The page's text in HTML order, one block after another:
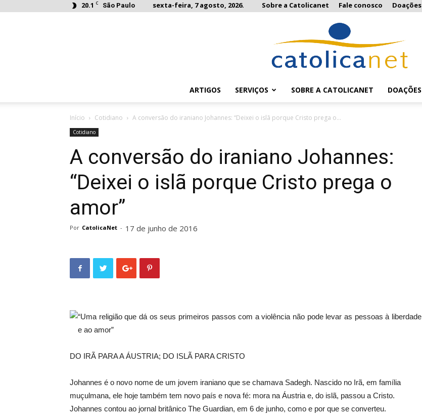
20.1 C São Paulo sexta-feira, 7 agosto, 2026. Sobre a Catolicanet Fale conosco Doações
ARTIGOS SERVIÇOS SOBRE A CATOLICANET DOAÇÕES
Início Cotidiano A conversão do iraniano Johannes: “Deixei o islã porque Cristo prega o...
Cotidiano
A conversão do iraniano Johannes:
“Deixei o islã porque Cristo prega o
amor”
Por CatolicaNet - 17 de junho de 2016
“Uma religião que dá os seus primeiros passos com a violência não pode levar as pessoas à liberdade
e ao amor”
DO IRÃ PARA A ÁUSTRIA; DO ISLÃ PARA CRISTO
Johannes é o novo nome de um jovem iraniano que se chamava Sadegh. Nascido no Irã, em família
muçulmana, ele hoje também tem novo país e nova fé: mora na Áustria e, do islã, passou a Cristo.
Johannes contou ao jornal britânico The Guardian, em 6 de junho, como e por que se converteu.